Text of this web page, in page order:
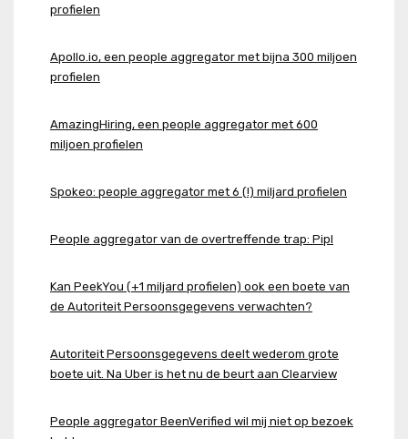
profielen
Apollo.io, een people aggregator met bijna 300 miljoen
profielen
AmazingHiring, een people aggregator met 600
miljoen profielen
Spokeo: people aggregator met 6 (!) miljard profielen
People aggregator van de overtreffende trap: Pipl
Kan PeekYou (+1 miljard profielen) ook een boete van
de Autoriteit Persoonsgegevens verwachten?
Autoriteit Persoonsgegevens deelt wederom grote
boete uit. Na Uber is het nu de beurt aan Clearview
People aggregator BeenVerified wil mij niet op bezoek